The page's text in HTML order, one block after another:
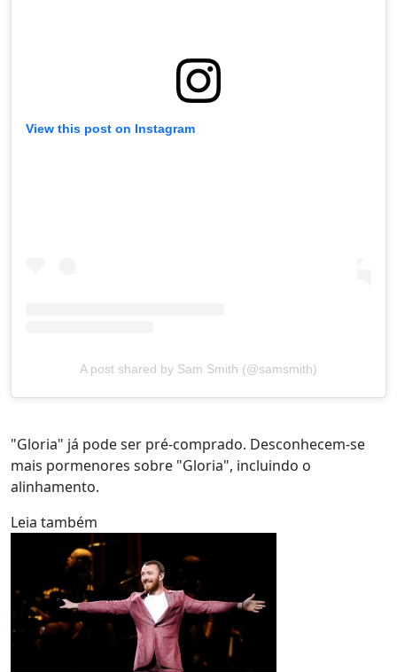
View this post on Instagram
A post shared by Sam Smith (@samsmith)
"Gloria" já pode ser pré-comprado. Desconhecem-se
mais pormenores sobre "Gloria", incluindo o
alinhamento.
Leia também